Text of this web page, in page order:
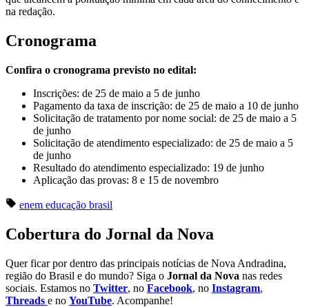
na redação.
Cronograma
Confira o cronograma previsto no edital:
Inscrições: de 25 de maio a 5 de junho
Pagamento da taxa de inscrição: de 25 de maio a 10 de junho
Solicitação de tratamento por nome social: de 25 de maio a 5
de junho
Solicitação de atendimento especializado: de 25 de maio a 5
de junho
Resultado do atendimento especializado: 19 de junho
Aplicação das provas: 8 e 15 de novembro
enem educação brasil
Cobertura do Jornal da Nova
Quer ficar por dentro das principais notícias de Nova Andradina,
região do Brasil e do mundo? Siga o Jornal da Nova nas redes
sociais. Estamos no Twitter, no Facebook, no Instagram,
Threads e no YouTube. Acompanhe!